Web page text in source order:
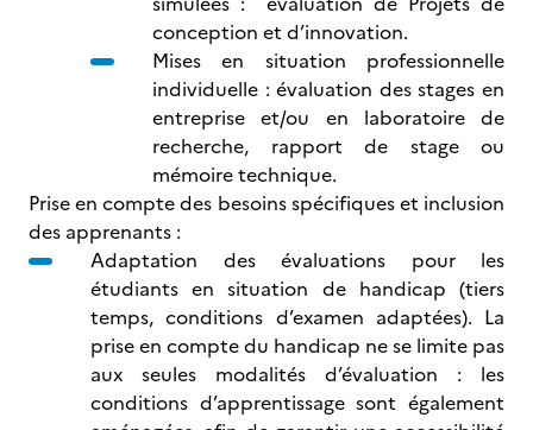
conception et d’innovation.
Mises en situation professionnelle
individuelle : évaluation des stages en
entreprise et/ou en laboratoire de
recherche, rapport de stage ou
mémoire technique.
Prise en compte des besoins spécifiques et inclusion
des apprenants :
Adaptation des évaluations pour les
étudiants en situation de handicap (tiers
temps, conditions d’examen adaptées). La
prise en compte du handicap ne se limite pas
aux seules modalités d’évaluation : les
conditions d’apprentissage sont également